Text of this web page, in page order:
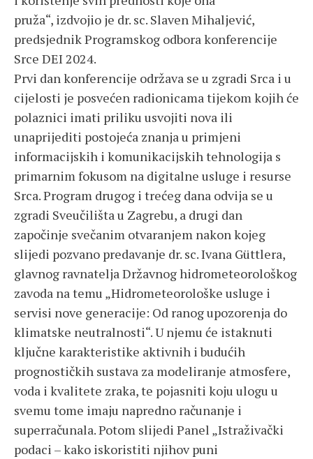
pruža“, izdvojio je dr. sc. Slaven Mihaljević,
predsjednik Programskog odbora konferencije
Srce DEI 2024.
Prvi dan konferencije održava se u zgradi Srca i u
cijelosti je posvećen radionicama tijekom kojih će
polaznici imati priliku usvojiti nova ili
unaprijediti postojeća znanja u primjeni
informacijskih i komunikacijskih tehnologija s
primarnim fokusom na digitalne usluge i resurse
Srca. Program drugog i trećeg dana odvija se u
zgradi Sveučilišta u Zagrebu, a drugi dan
započinje svečanim otvaranjem nakon kojeg
slijedi pozvano predavanje dr. sc. Ivana Güttlera,
glavnog ravnatelja Državnog hidrometeorološkog
zavoda na temu „Hidrometeorološke usluge i
servisi nove generacije: Od ranog upozorenja do
klimatske neutralnosti“. U njemu će istaknuti
ključne karakteristike aktivnih i budućih
prognostičkih sustava za modeliranje atmosfere,
voda i kvalitete zraka, te pojasniti koju ulogu u
svemu tome imaju napredno računanje i
superračunala. Potom slijedi Panel „Istraživački
podaci – kako iskoristiti njihov puni